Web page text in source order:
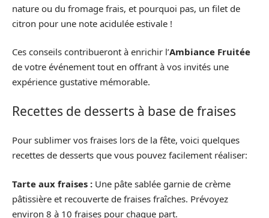
nature ou du fromage frais, et pourquoi pas, un filet de
citron pour une note acidulée estivale !
Ces conseils contribueront à enrichir l’Ambiance Fruitée
de votre événement tout en offrant à vos invités une
expérience gustative mémorable.
Recettes de desserts à base de fraises
Pour sublimer vos fraises lors de la fête, voici quelques
recettes de desserts que vous pouvez facilement réaliser:
Tarte aux fraises : Une pâte sablée garnie de crème
pâtissière et recouverte de fraises fraîches. Prévoyez
environ 8 à 10 fraises pour chaque part.